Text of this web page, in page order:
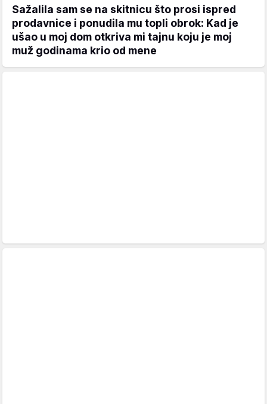
Sažalila sam se na skitnicu što prosi ispred
prodavnice i ponudila mu topli obrok: Kad je
ušao u moj dom otkriva mi tajnu koju je moj
muž godinama krio od mene